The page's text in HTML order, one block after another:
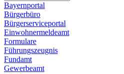
Bayernportal
Bürgerbüro
Bürgerserviceportal
Einwohnermeldeamt
Formulare
Führungszeugnis
Fundamt
Gewerbeamt